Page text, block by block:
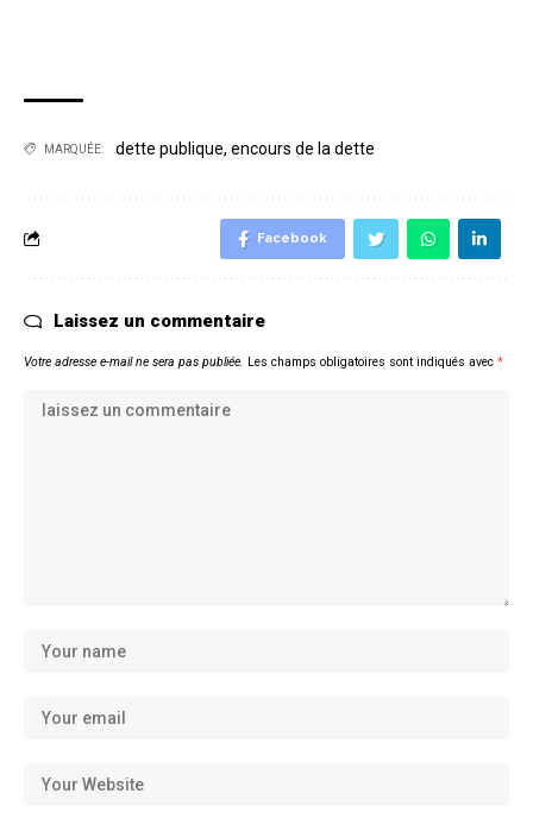
MARQUÉE: dette publique, encours de la dette
Facebook
Laissez un commentaire
Votre adresse e-mail ne sera pas publiée. Les champs obligatoires sont indiqués avec *